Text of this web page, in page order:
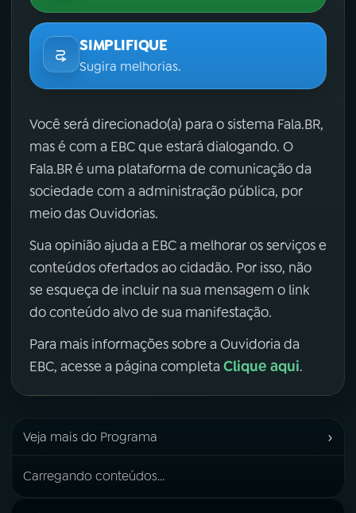
SIMPLIFIQUE
Sugira melhorias.
Você será direcionado(a) para o sistema Fala.BR,
mas é com a EBC que estará dialogando. O
Fala.BR é uma plataforma de comunicação da
sociedade com a administração pública, por
meio das Ouvidorias.
Sua opinião ajuda a EBC a melhorar os serviços e
conteúdos ofertados ao cidadão. Por isso, não
se esqueça de incluir na sua mensagem o link
do conteúdo alvo de sua manifestação.
Para mais informações sobre a Ouvidoria da
EBC, acesse a página completa Clique aqui.
Veja mais do Programa ›
Carregando conteúdos...